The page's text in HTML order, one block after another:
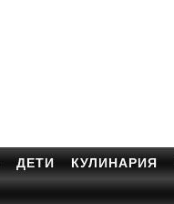
ДЕТИ КУЛИНАРИЯ